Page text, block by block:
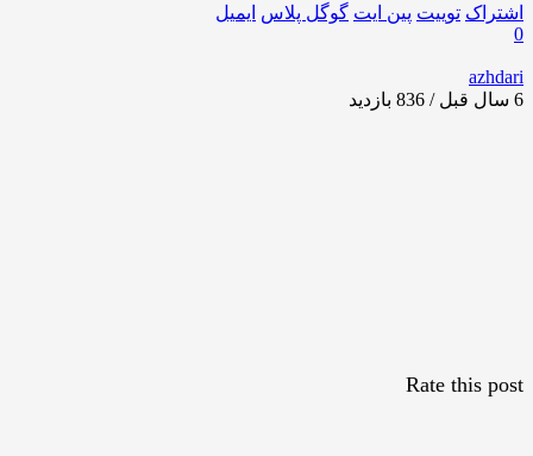
اشتراک توییت پین ایت گوگل‌ پلاس ایمیل
0
azhdari
6 سال قبل / 836
بازدید
Rate this post